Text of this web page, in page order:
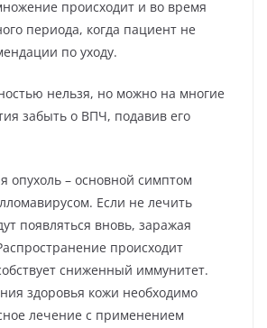
происходит и во время
периода, когда пациент не
по уходу.
нельзя, но можно на многие
забыть о ВПЧ, подавив его
опухоль – основной симптом
Если не лечить
появляться вновь, заражая
происходит
сниженный иммунитет.
здоровья кожи необходимо
лечение с применением